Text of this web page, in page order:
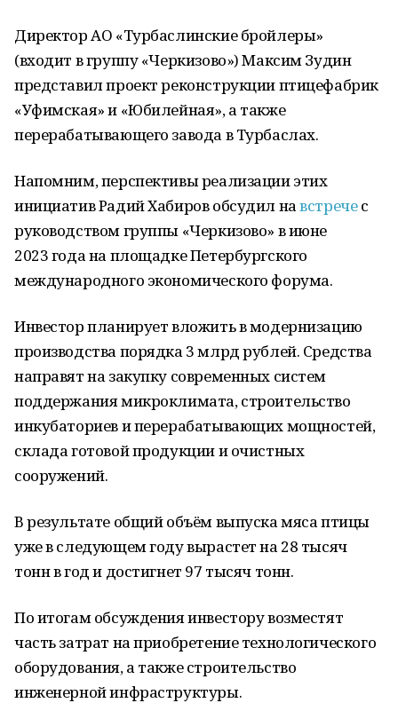
Директор АО «Турбаслинские бройлеры»
(входит в группу «Черкизово») Максим Зудин
представил проект реконструкции птицефабрик
«Уфимская» и «Юбилейная», а также
перерабатывающего завода в Турбаслах.
Напомним, перспективы реализации этих
инициатив Радий Хабиров обсудил навстречес
руководством группы «Черкизово» в июне
2023 года на площадке Петербургского
международного экономического форума.
Инвестор планирует вложить в модернизацию
производства порядка 3 млрд рублей. Средства
направят на закупку современных систем
поддержания микроклимата, строительство
инкубаториев и перерабатывающих мощностей,
склада готовой продукции и очистных
сооружений.
В результате общий объём выпуска мяса птицы
уже в следующем году вырастет на 28 тысяч
тонн в год и достигнет 97 тысяч тонн.
По итогам обсуждения инвестору возместят
часть затрат на приобретение технологического
оборудования, а также строительство
инженерной инфраструктуры.